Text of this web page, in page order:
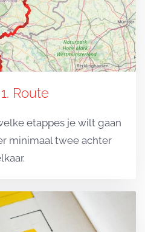
Route
etappes je wilt gaan
minimaal twee achter